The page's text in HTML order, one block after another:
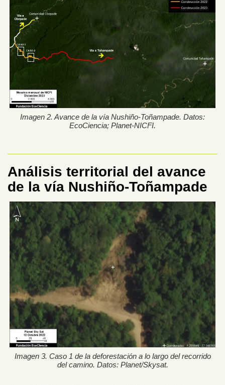
Imagen 2. Avance de la vía Nushiño-Toñampade. Datos:
EcoCiencia; Planet-NICFI.
Análisis territorial del avance
de la vía Nushiño-Toñampade
Imagen 3. Caso 1 de la deforestación a lo largo del recorrido
del camino. Datos: Planet/Skysat.